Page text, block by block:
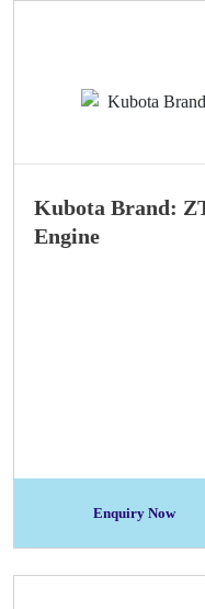
Kubota Brand:
Engine
Enquiry Now